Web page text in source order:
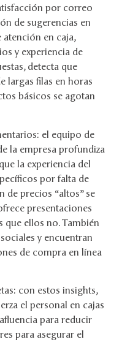
por correo
de sugerencias en
en caja,
y experiencia de
detecta que
largas filas en horas
básicos se agotan
el equipo de
la empresa profundiza
la experiencia del
por falta de
de precios “altos” se
presentaciones
que ellos no. También
y encuentran
de compra en línea
con estos insights,
el personal en cajas
para reducir
para asegurar el